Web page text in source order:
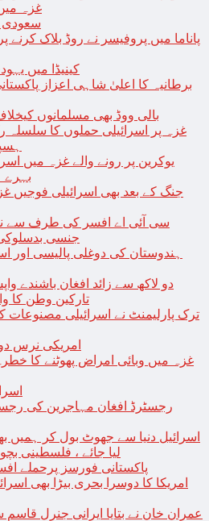
غزہ
سعودی
کینیڈا میں
برطانیہ کا اعلیٰ شاہی اعزاز
بالی ووڈ بھی مسلمانوں
غزہ پر اسرائیلی حملوں کا سلسلہ
یوکرین پر رونے والے غزہ میں
بہرے
جنگ کے بعد بھی اسرائیلی فوجیں
سی آئی اے افسر کی طرف سے
جنسی
ہندوستان کی دوغلی پالیسی اور
دو لاکھ سے زائد افغان باشندے
تارکین وطن کا
ترک پارلیمنٹ نے اسرائیلی مصنوعات
امریکی نرس
غزہ میں وبائی امراض پھوٹنے کا
رجسٹرڈ افغان مہاجرین کی
اسرائیل دنیا سے جھوٹ بول کر ہمیں
لیا جائے ، فلسطینی
پاکستانی فورسز پرحملے
امریکا کا دوسرا بحری بیڑا بھی
عمران خان نے بتایا ایرانی جنرل